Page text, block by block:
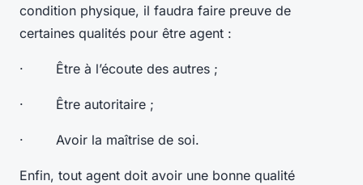
condition physique, il faudra faire preuve de
certaines qualités pour être agent :
· Être à l’écoute des autres ;
· Être autoritaire ;
· Avoir la maîtrise de soi.
Enfin, tout agent doit avoir une bonne qualité